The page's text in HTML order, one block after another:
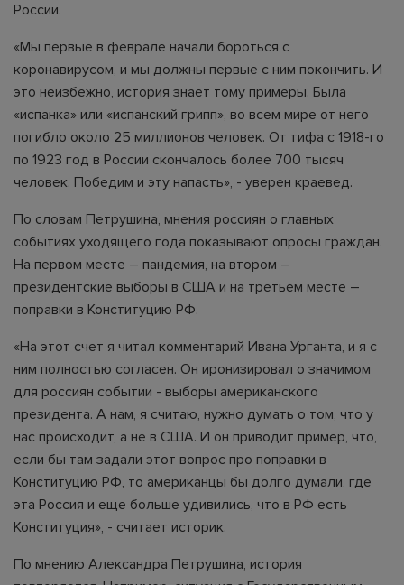
России.
«Мы первые в феврале начали бороться с
коронавирусом, и мы должны первые с ним покончить. И
это неизбежно, история знает тому примеры. Была
«испанка» или «испанский грипп», во всем мире от него
погибло около 25 миллионов человек. От тифа с 1918-го
по 1923 год в России скончалось более 700 тысяч
человек. Победим и эту напасть», - уверен краевед.
По словам Петрушина, мнения россиян о главных
событиях уходящего года показывают опросы граждан.
На первом месте – пандемия, на втором –
президентские выборы в США и на третьем месте –
поправки в Конституцию РФ.
«На этот счет я читал комментарий Ивана Урганта, и я с
ним полностью согласен. Он иронизировал о значимом
для россиян событии - выборы американского
президента. А нам, я считаю, нужно думать о том, что у
нас происходит, а не в США. И он приводит пример, что,
если бы там задали этот вопрос про поправки в
Конституцию РФ, то американцы бы долго думали, где
эта Россия и еще больше удивились, что в РФ есть
Конституция», - считает историк.
По мнению Александра Петрушина, история